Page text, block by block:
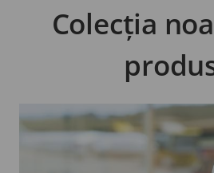
Colecția